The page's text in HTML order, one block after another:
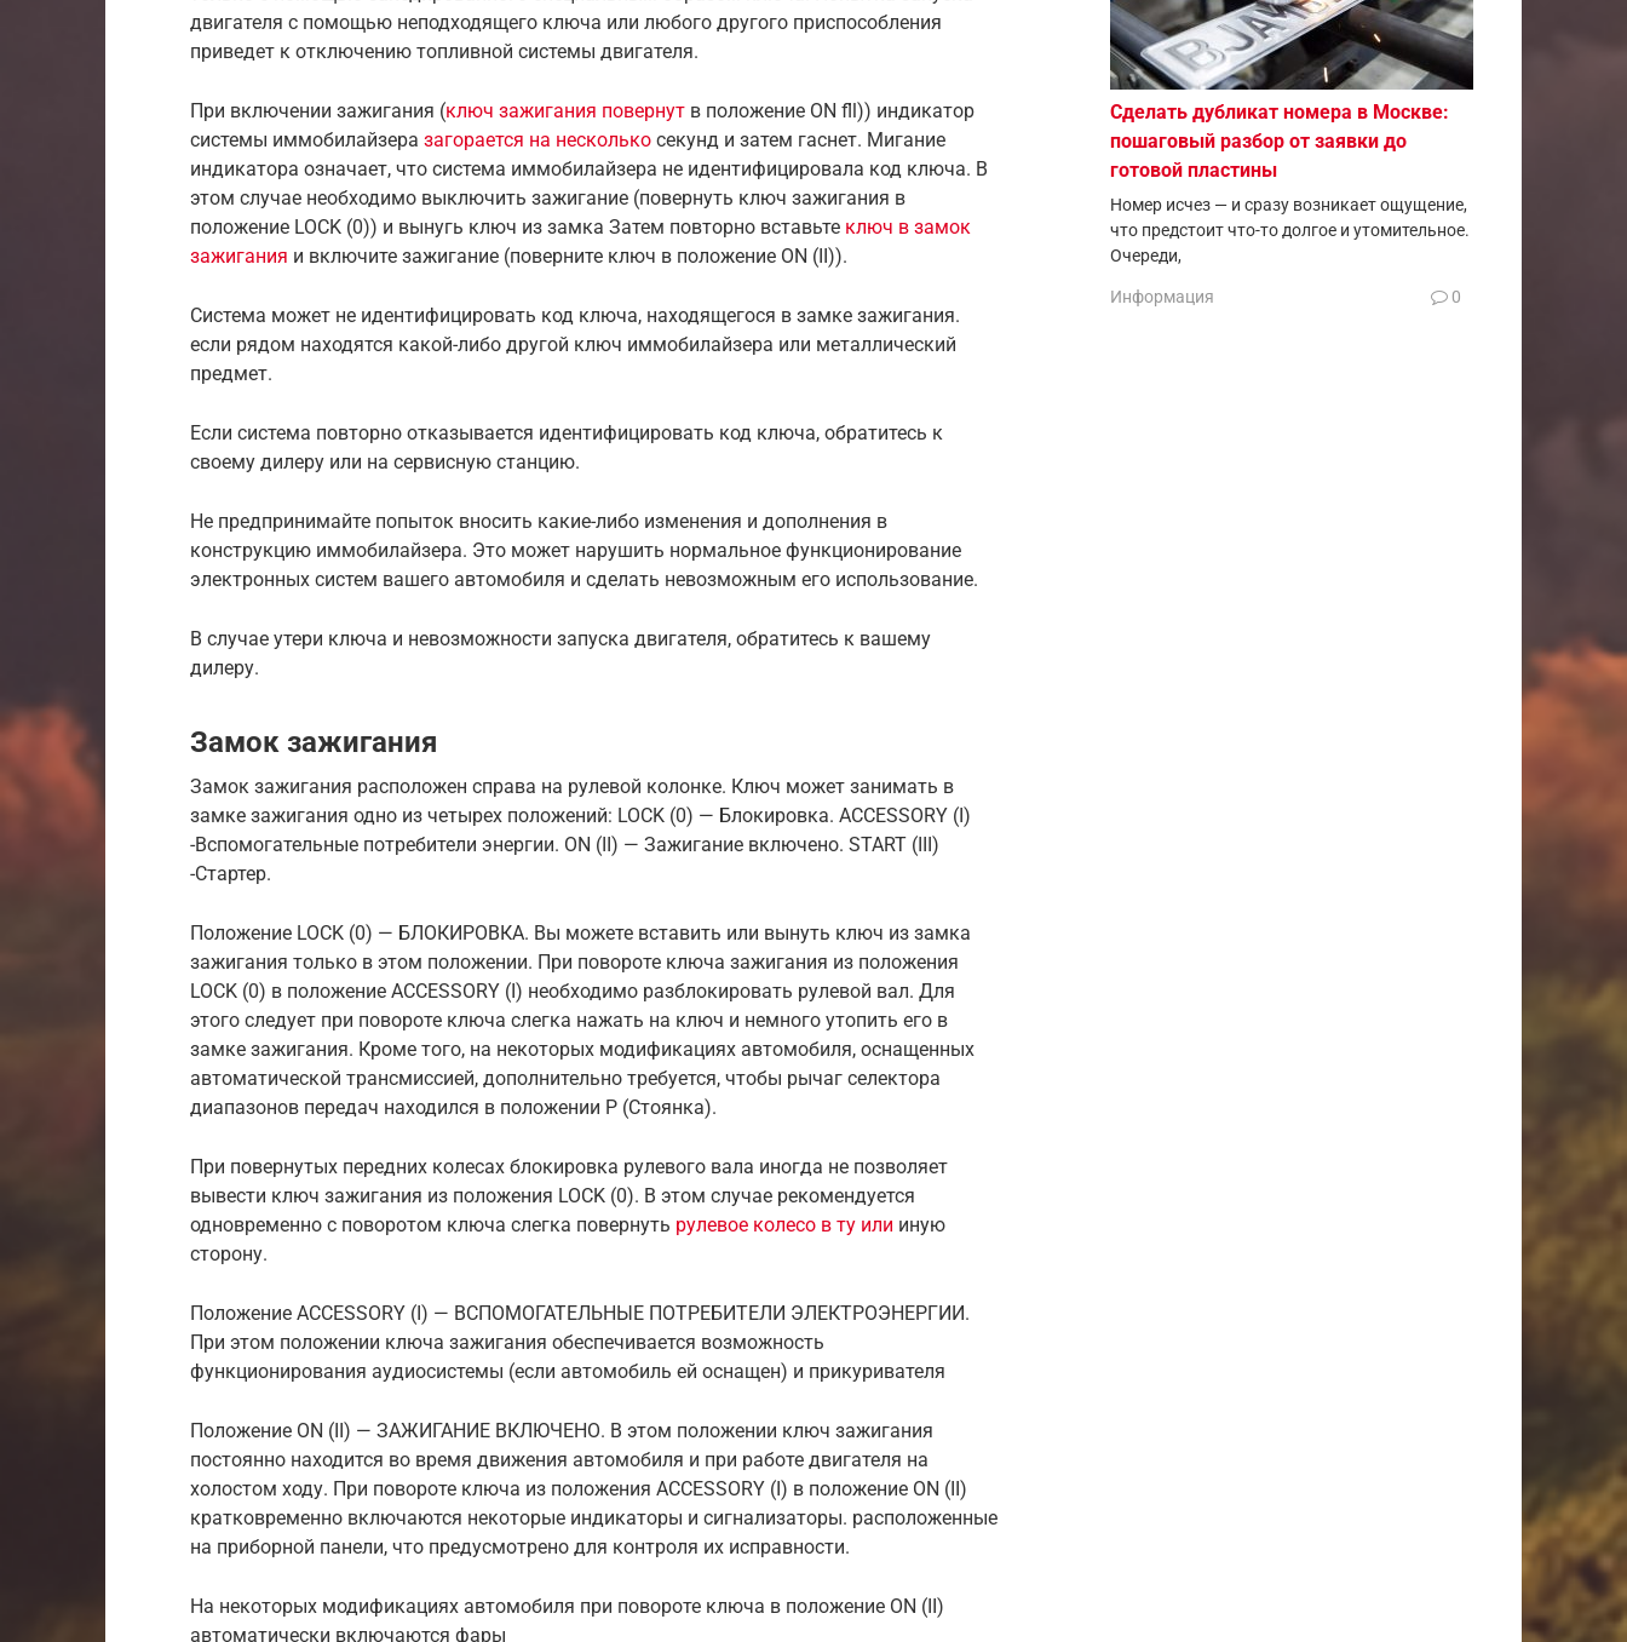
двигателя с помощью неподходящего ключа или любого другого приспособления
приведет к отключению топливной системы двигателя.
При включении зажигания (ключ зажигания повернут в положение ON fll)) индикатор
системы иммобилайзера загорается на несколько секунд и затем гаснет. Мигание
индикатора означает, что система иммобилайзера не идентифицировала код ключа. В
этом случае необходимо выключить зажигание (повернуть ключ зажигания в
положение LOCK (0)) и вынугь ключ из замка Затем повторно вставьте ключ в замок
зажигания и включите зажигание (поверните ключ в положение ON (II)).
Система может не идентифицировать код ключа, находящегося в замке зажигания.
если рядом находятся какой-либо другой ключ иммобилайзера или металлический
предмет.
Если система повторно отказывается идентифицировать код ключа, обратитесь к
своему дилеру или на сервисную станцию.
Не предпринимайте попыток вносить какие-либо изменения и дополнения в
конструкцию иммобилайзера. Это может нарушить нормальное функционирование
электронных систем вашего автомобиля и сделать невозможным его использование.
В случае утери ключа и невозможности запуска двигателя, обратитесь к вашему
дилеру.
Замок зажигания
Замок зажигания расположен справа на рулевой колонке. Ключ может занимать в
замке зажигания одно из четырех положений: LOCK (0) — Блокировка. ACCESSORY (I)
-Вспомогательные потребители энергии. ON (II) — Зажигание включено. START (III)
-Стартер.
Положение LOCK (0) — БЛОКИРОВКА. Вы можете вставить или вынуть ключ из замка
зажигания только в этом положении. При повороте ключа зажигания из положения
LOCK (0) в положение ACCESSORY (I) необходимо разблокировать рулевой вал. Для
этого следует при повороте ключа слегка нажать на ключ и немного утопить его в
замке зажигания. Кроме того, на некоторых модификациях автомобиля, оснащенных
автоматической трансмиссией, дополнительно требуется, чтобы рычаг селектора
диапазонов передач находился в положении Р (Стоянка).
При повернутых передних колесах блокировка рулевого вала иногда не позволяет
вывести ключ зажигания из положения LOCK (0). В этом случае рекомендуется
одновременно с поворотом ключа слегка повернуть рулевое колесо в ту или иную
сторону.
Положение ACCESSORY (I) — ВСПОМОГАТЕЛЬНЫЕ ПОТРЕБИТЕЛИ ЭЛЕКТРОЭНЕРГИИ.
При этом положении ключа зажигания обеспечивается возможность
функционирования аудиосистемы (если автомобиль ей оснащен) и прикуривателя
Положение ON (II) — ЗАЖИГАНИЕ ВКЛЮЧЕНО. В этом положении ключ зажигания
постоянно находится во время движения автомобиля и при работе двигателя на
холостом ходу. При повороте ключа из положения ACCESSORY (I) в положение ON (II)
кратковременно включаются некоторые индикаторы и сигнализаторы. расположенные
на приборной панели, что предусмотрено для контроля их исправности.
На некоторых модификациях автомобиля при повороте ключа в положение ON (II)
автоматически включаются фары
Сделать дубликат номера в Москве:
пошаговый разбор от заявки до
готовой пластины
Номер исчез — и сразу возникает ощущение,
что предстоит что-то долгое и утомительное.
Очереди,
Информация 0